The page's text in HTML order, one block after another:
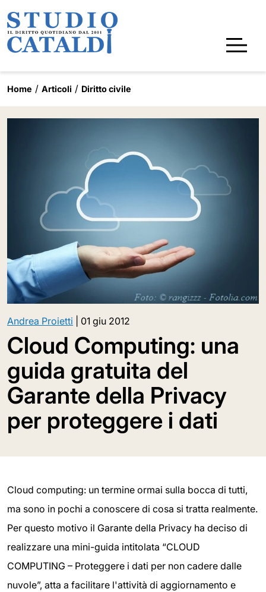
Home Articoli Diritto civile
Andrea Proietti 01 giu 2012
Cloud Computing: una
guida gratuita del
Garante della Privacy
per proteggere i dati
Cloud computing: un termine ormai sulla bocca di tutti,
ma sono in pochi a conoscere di cosa si tratta realmente.
Per questo motivo il Garante della Privacy ha deciso di
realizzare una mini-guida intitolata “CLOUD
COMPUTING – Proteggere i dati per non cadere dalle
nuvole”, atta a facilitare l'attività di aggiornamento e